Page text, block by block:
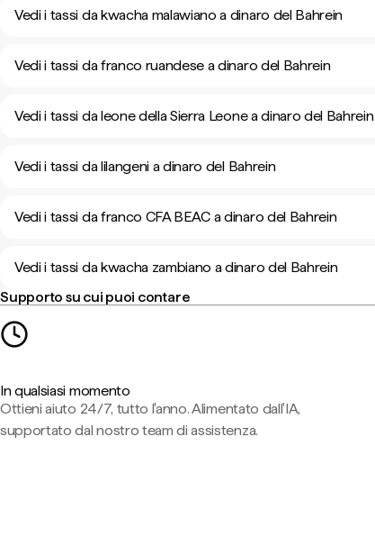
Vedi i tassi da kwacha malawiano a dinaro del Bahrein
Vedi i tassi da franco ruandese a dinaro del Bahrein
Vedi i tassi da leone della Sierra Leone a dinaro del Bahrein
Vedi i tassi da lilangeni a dinaro del Bahrein
Vedi i tassi da franco CFA BEAC a dinaro del Bahrein
Vedi i tassi da kwacha zambiano a dinaro del Bahrein
Supporto su cui puoi contare
In qualsiasi momento
Ottieni aiuto 24/7, tutto l'anno. Alimentato dall'IA,
supportato dal nostro team di assistenza.